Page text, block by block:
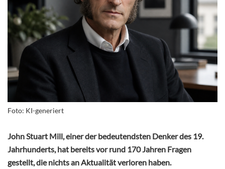
Foto: KI-generiert
John Stuart Mill, einer der bedeutendsten Denker des 19.
Jahrhunderts, hat bereits vor rund 170 Jahren Fragen
gestellt, die nichts an Aktualität verloren haben.